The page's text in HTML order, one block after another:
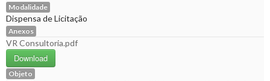
Modalidade
Dispensa de Licitação
Anexos
VR Consultoria.pdf
Download
Objeto